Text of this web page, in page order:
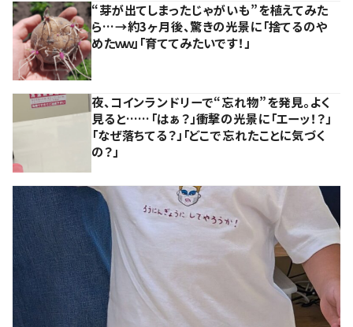
“芽が出てしまったじゃがいも”を植えてみた
ら…→約3ヶ月後、驚きの光景に「捨てるのや
めたｗｗ」「育ててみたいです！」
夜、コインランドリーで“忘れ物”を発見。よく
見ると……「はぁ？」衝撃の光景に「エーッ！？」
「なぜ落ちてる？」「どこで忘れたことに気づく
の？」